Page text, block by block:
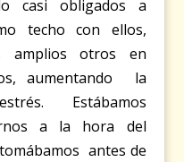
casi obligados a
techo con ellos,
amplios otros en
aumentando la
Estábamos
a la hora del
antes de